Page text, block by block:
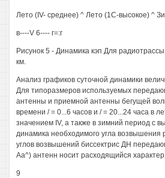
Лето (IV- среднее) ^ Лето (1С-высокое) ^
в----V 6---- г=:г
Рисунок 5 - Динамика кэп Для
км.
Анализ графиков суточной динамики
Для типоразмеров используемых
антенны и приемной антенны бегущей
времени / = 0...6 часов и / = 20...24 часа в
значением IV, а также в зимний период с
динамика необходимого угла возвышения
углов возвышений биссектрис ДН
Аа^) антенн носит расходящийся
9